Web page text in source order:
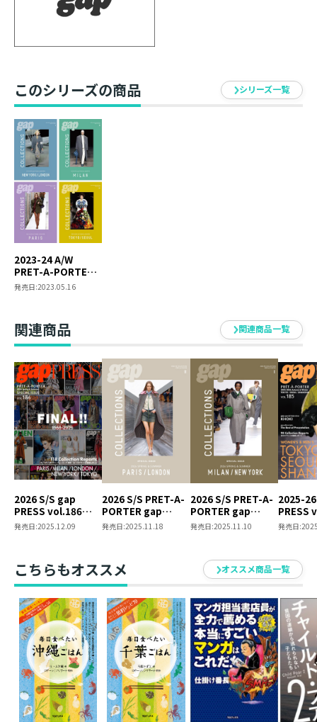
レタポルテコレクション。各都市で発表された最
新コレクションを臨場感溢れるビジュアルで一挙
掲載しています！お得な4冊セットです。
年2回、世界各都市で開催される最も華麗なるファ
ッションの祭典プレタポルテ・コレクションを徹
底取材。ニューヨーク・ロンドン・ミラノ・パ
リ・ソウル・東京で発表された注目ブランドの最
新コレクションを一挙掲載し、世界に発信しま
す。驚異の情報量とクオリティの高いビジュアル
で、気鋭のクリエイターたちの感性をあますとこ
ろなく再現！ 最先端のクリエィティビティを披露
がかりとして、ファッションの歴史と未来に貢献
するコレクション情報誌です。
▼新商品続々！セレクトグッズ特集！
Tweet
ISBN ： 9784866997865
体裁 ： Ｂ４判
発行元 ： TOブックス
世界の主要5都市で行われるファッションの祭典プレタポ
ルテコレクション。各都市で発表された最新コレクショ
得な4冊セットです。
年2回、世界各都市で開催される最も華麗なるファッシ
ョンの祭典プレタポルテ・コレクションを徹底取材。ニ
ューヨーク・ロンドン・ミラノ・パリ・ソウル・東京で
発表された注目ブランドの最新コレクションを一挙掲載
し、世界に発信します。驚異の情報量とクオリティの高
このシリーズの商品 シリーズ一覧
2023-24 A/W
PRET-A-PORTER
gap
COLLECTIONS 4冊
発売日:2023.05.16
関連商品 関連商品一覧
2026 S/S gap
PRESS vol.186
PARIS / MILAN /
発売日:2025.12.09
2026 S/S PRET-A-
PORTER gap
COLLECTIONS
発売日:2025.11.18
2026 S/S PRET-A-
PORTER gap
COLLECTIONS
発売日:2025.11.10
2025-
PRESS
TOKYO
発売日:
こちらもオススメ オススメ商品一覧